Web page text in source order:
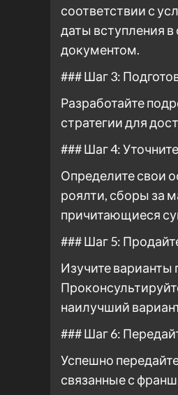
соответствии с
даты вступления
документом.
### Шаг 3:
Разработайте
стратегии для
### Шаг 4:
Определите свои
роялти, сборы за
причитающиеся
### Шаг 5:
Изучите
наилучший
### Шаг 6:
Успешно
связанные с